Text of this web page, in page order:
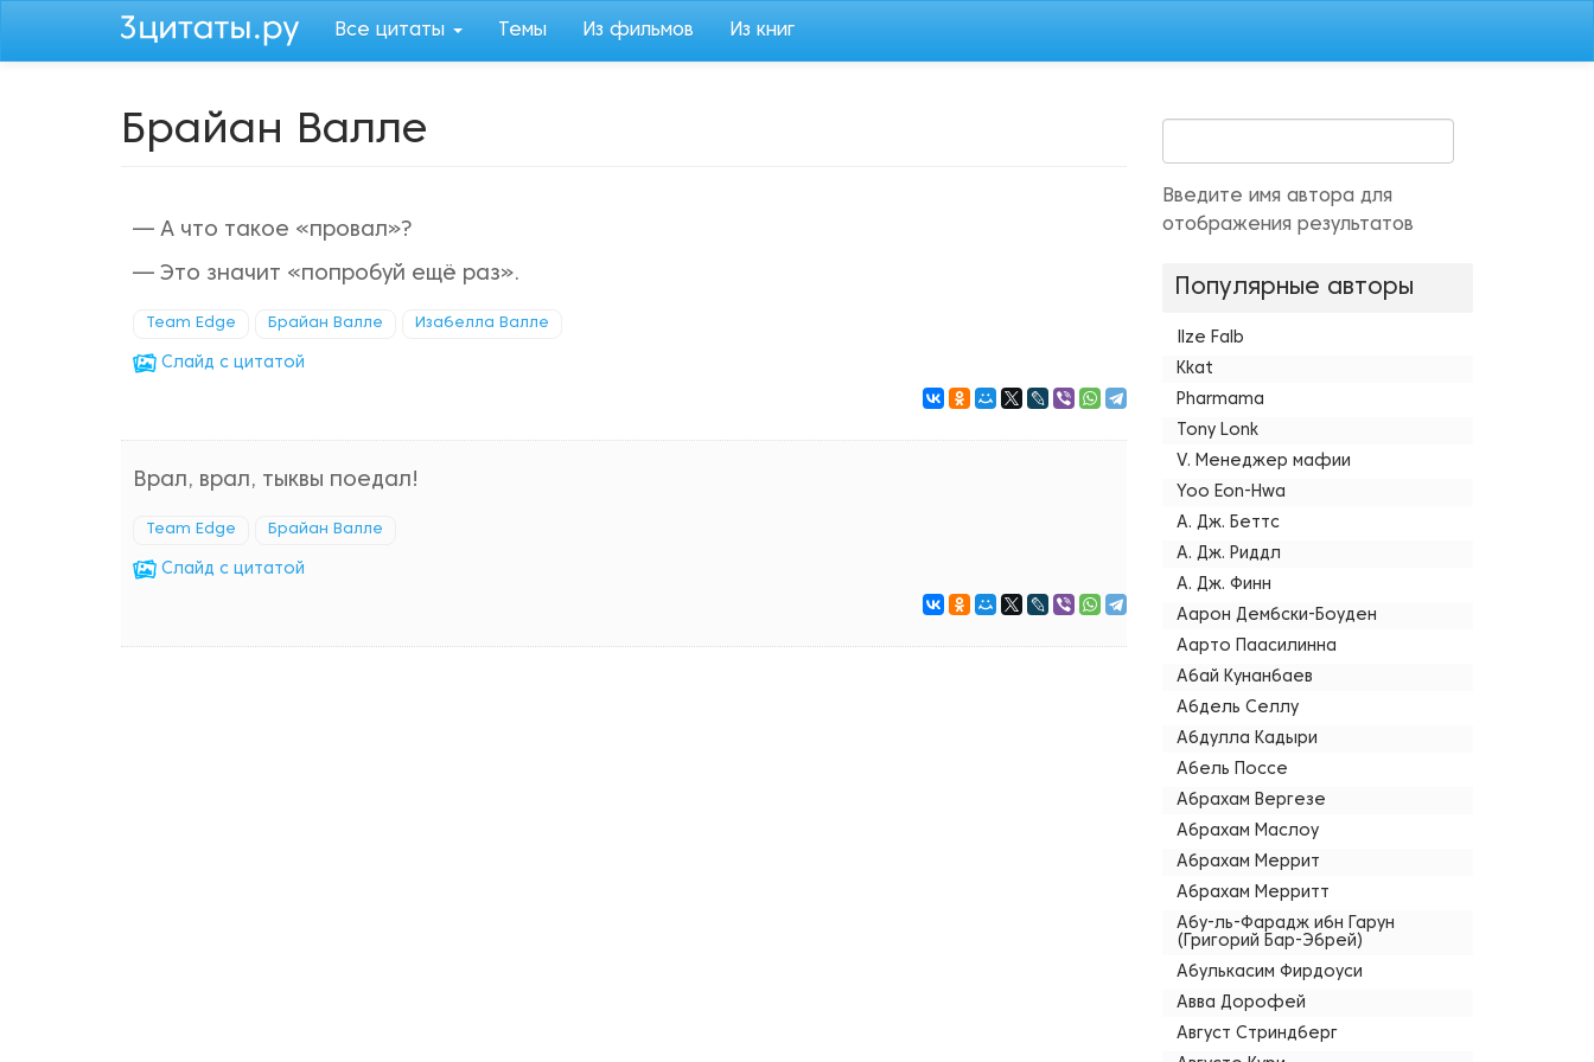
Все цитаты Темы Из фильмов Из книг
Брайан Валле
— А что такое «провал»?
— Это значит «попробуй ещё раз».
Team Edge Брайан Валле Изабелла Валле
Cлайд с цитатой
Врал, врал, тыквы поедал!
Team Edge Брайан Валле
Cлайд с цитатой
Введите имя автора для
отображения результатов
Популярные авторы
Ilze Falb
Kkat
Pharmama
Tony Lonk
V. Менеджер мафии
Yoo Eon-Hwa
А. Дж. Беттс
А. Дж. Риддл
А. Дж. Финн
Аарон Дембски-Боуден
Аарто Паасилинна
Абай Кунанбаев
Абдель Селлу
Абдулла Кадыри
Абель Поссе
Абрахам Вергезе
Абрахам Маслоу
Абрахам Меррит
Абрахам Мерритт
Абу-ль-Фарадж ибн Гарун
(Григорий Бар-Эбрей)
Абулькасим Фирдоуси
Авва Дорофей
Август Стриндберг